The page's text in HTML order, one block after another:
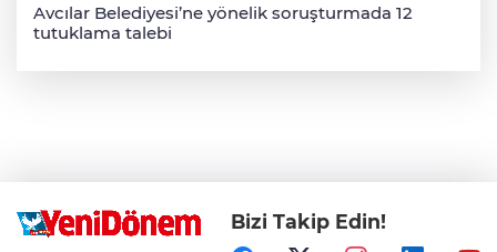
Avcılar Belediyesi’ne yönelik soruşturmada 12
tutuklama talebi
Bizi Takip Edin!